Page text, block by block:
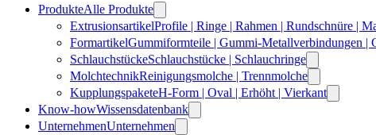
ProdukteAlle Produkte
ExtrusionsartikelProfile | Ringe | Rahmen | Rundschnüre |
FormartikelGummiformteile | Gummi-Metallverbindungen |
SchlauchstückeSchlauchstücke | Schlauchringe
MolchtechnikReinigungsmolche | Trennmolche
KupplungspaketeH-Form | Oval | Erhöht | Vierkant
Know-howWissensdatenbank
UnternehmenUnternehmen